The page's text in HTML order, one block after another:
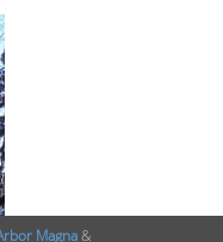
Magna&